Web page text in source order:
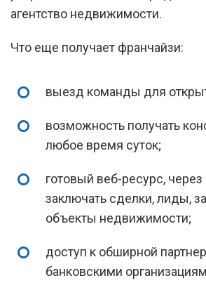
агентство недвижимости.
Что еще получает франчайзи:
выезд команды для
возможность получать
любое время суток;
готовый веб-ресурс,
заключать сделки, лиды,
объекты недвижимости;
доступ к обширной
банковскими